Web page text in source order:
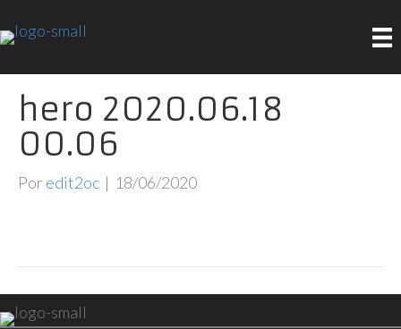
hero 2020.06.18
00.06
Por edit2oc | 18/06/2020